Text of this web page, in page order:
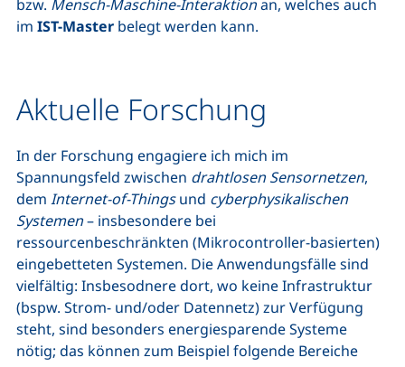
bzw. Mensch-Maschine-Interaktionan, welches auch
im IST-Master belegt werden kann.
Aktuelle Forschung
In der Forschung engagiere ich mich im
Spannungsfeld zwischen drahtlosen Sensornetzen,
dem Internet-of-Thingsund cyberphysikalischen
Systemen– insbesondere bei
ressourcenbeschränkten (Mikrocontroller-basierten)
eingebetteten Systemen. Die Anwendungsfälle sind
vielfältig: Insbesodnere dort, wo keine Infrastruktur
(bspw. Strom- und/oder Datennetz) zur Verfügung
steht, sind besonders energiesparende Systeme
nötig; das können zum Beispiel folgende Bereiche